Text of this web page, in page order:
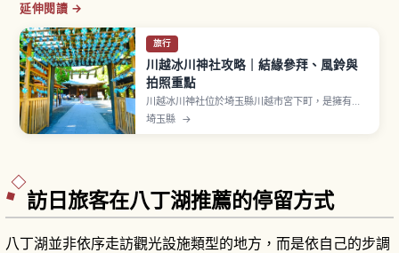
延伸閱讀 →
旅行
川越冰川神社攻略｜結緣參拜、風鈴與
拍照重點
川越冰川神社位於埼玉縣川越市宮下町，是擁有約
1500年歷史的神社，自古暱稱「お氷川様」。主祭
神包含素盞嗚尊等五柱神明，其中有兩組為夫婦
埼玉縣 →
訪日旅客在八丁湖推薦的停留方式
八丁湖並非依序走訪觀光設施類型的地方，而是依自己的步調